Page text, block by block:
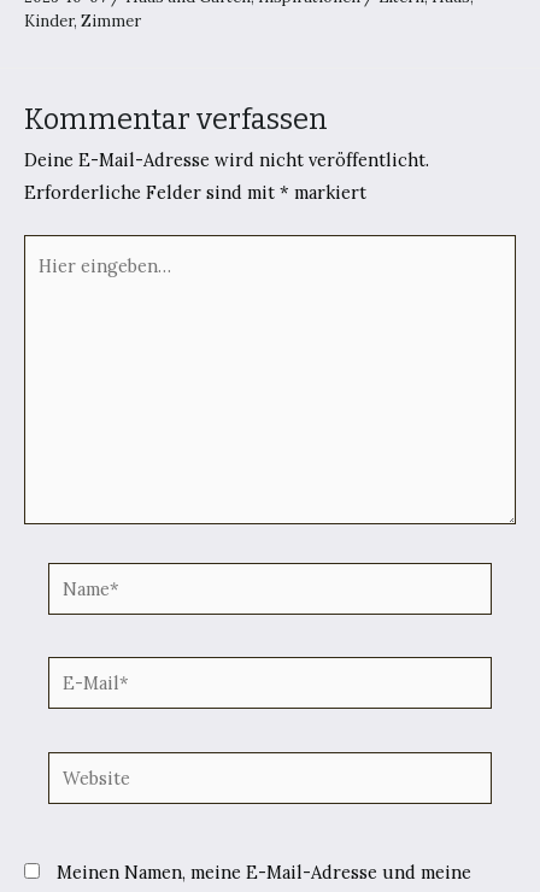
Kinder, Zimmer
Kommentar verfassen
Deine E-Mail-Adresse wird nicht veröffentlicht.
Erforderliche Felder sind mit * markiert
eingeben…
Name*
E-
Mail*
Website
Meinen Namen, meine E-Mail-Adresse und meine